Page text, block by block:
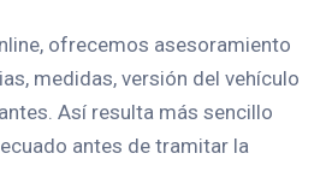
ofrecemos asesoramiento
medidas, versión del vehículo
Así resulta más sencillo
antes de tramitar la